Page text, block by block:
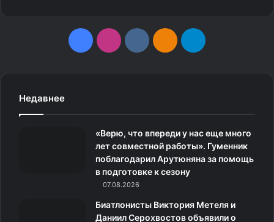
F
a
g
r
a
v
o
m
О
к
л
с
T
g
r
m
Недавнее
«Верю, что впереди у нас еще много
лет совместной работы». Гуменник
поблагодарил Арутюняна за помощь
в подготовке к сезону
07.08.2026
Биатлонисты Виктория Метеля и
Даниил Серохвостов объявили о